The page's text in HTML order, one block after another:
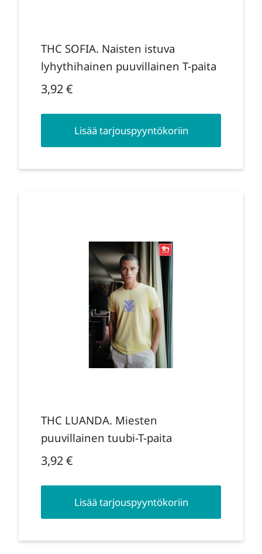
THC SOFIA. Naisten istuva
lyhythihainen puuvillainen T-paita
3,92€
Lisää tarjouspyyntökoriin
THC LUANDA. Miesten
puuvillainen tuubi-T-paita
3,92€
Lisää tarjouspyyntökoriin